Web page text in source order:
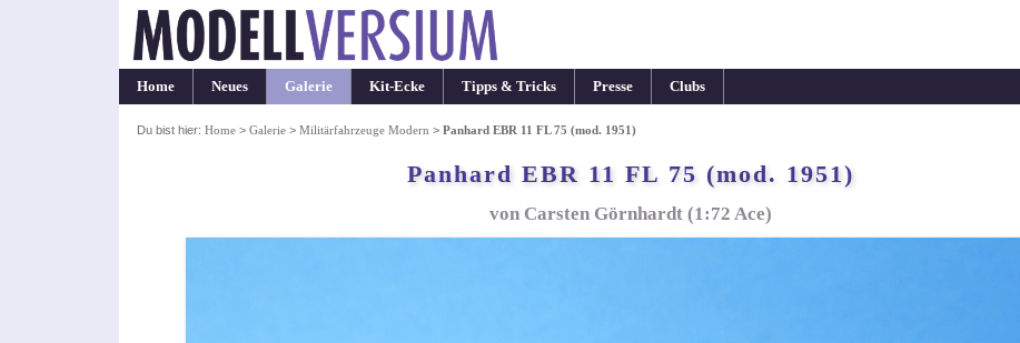
Home Neues Galerie Kit-Ecke Tipps & Tricks Presse Clubs
Du bist hier: Home> Galerie> Militärfahrzeuge Modern > Panhard EBR 11 FL 75 (mod. 1951)
Panhard EBR 11 FL 75 (mod. 1951)
von Carsten Görnhardt (1:72 Ace)